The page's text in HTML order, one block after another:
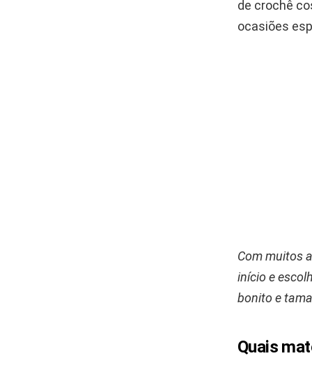
de crochê
ocasiões
Com muitos
início e
bonito e
Quais